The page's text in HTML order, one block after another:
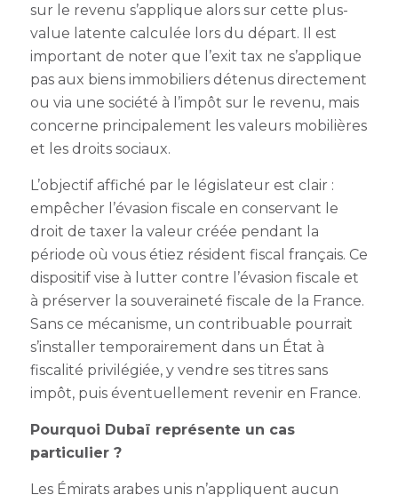
sur le revenu s’applique alors sur cette plus-
value latente calculée lors du départ. Il est
important de noter que l’exit tax ne s’applique
pas aux biens immobiliers détenus directement
ou via une société à l’impôt sur le revenu, mais
concerne principalement les valeurs mobilières
et les droits sociaux.
L’objectif affiché par le législateur est clair :
empêcher l’évasion fiscale en conservant le
droit de taxer la valeur créée pendant la
période où vous étiez résident fiscal français. Ce
dispositif vise à lutter contre l’évasion fiscale et
à préserver la souveraineté fiscale de la France.
Sans ce mécanisme, un contribuable pourrait
s’installer temporairement dans un État à
fiscalité privilégiée, y vendre ses titres sans
impôt, puis éventuellement revenir en France.
Pourquoi Dubaï représente un cas
particulier ?
Les Émirats arabes unis n’appliquent aucun